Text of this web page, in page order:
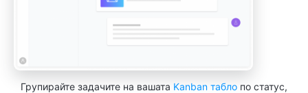
Групирайте задачите на вашата Kanban табло по статус,